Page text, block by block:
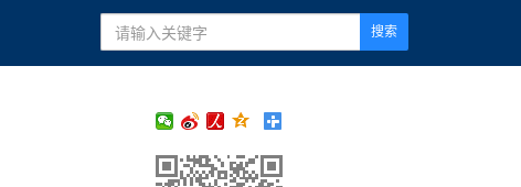
搜索